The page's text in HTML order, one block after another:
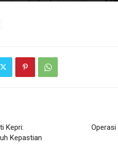
Kepri:
Kepastian
Operasi